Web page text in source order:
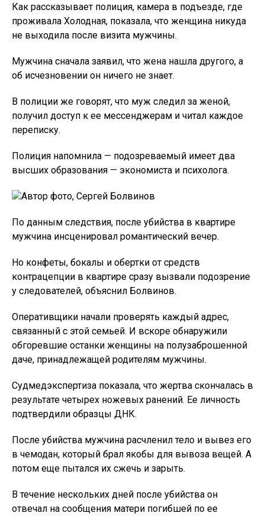
Как рассказывает полиция, камера в подъезде, где
проживала Холодная, показала, что женщина никуда
не выходила после визита мужчины.
Мужчина сначала заявил, что жена нашла другого, а
об исчезновении он ничего не знает.
В полиции же говорят, что муж следил за женой,
получил доступ к ее мессенджерам и читал каждое
переписку.
Полиция напомнила — подозреваемый имеет два
высших образования — экономиста и психолога.
Автор фото, Сергей Болвинов
По данным следствия, после убийства в квартире
мужчина инсценировал романтический вечер.
Но конфеты, бокалы и обертки от средств
контрацепции в квартире сразу вызвали подозрение
у следователей, объяснил Болвинов.
Оперативщики начали проверять каждый адрес,
связанный с этой семьей. И вскоре обнаружили
обгоревшие останки женщины на полузаброшенной
даче, принадлежащей родителям мужчины.
Судмедэкспертиза показала, что жертва скончалась в
результате четырех ножевых ранений. Ее личность
подтвердили образцы ДНК.
После убийства мужчина расчленил тело и вывез его
в чемодан, который брал якобы для вывоза вещей. А
потом еще пытался их сжечь и зарыть.
В течение нескольких дней после убийства он
отвечал на сообщения матери погибшей по ее